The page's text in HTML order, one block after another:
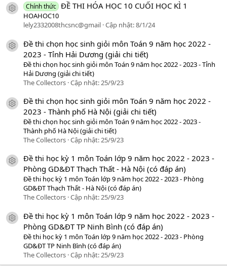
icon tài liệu
Chính thức ĐỀ THI HÓA HỌC 10 CUỐI HỌC KÌ 1
HOAHOC10
lely2332008thcsnc@gmail Cập nhật:8/1/24
icon tài liệu
Đề thi chọn học sinh giỏi môn Toán 9 năm học 2022 -
2023 - Tỉnh Hải Dương (giải chi tiết)
Đề thi chọn học sinh giỏi môn Toán 9 năm học 2022 - 2023 - Tỉnh
Hải Dương (giải chi tiết)
The Collectors Cập nhật:25/9/23
icon tài liệu
Đề thi chọn học sinh giỏi môn Toán 9 năm học 2022 -
2023 - Thành phố Hà Nội (giải chi tiết)
Đề thi chọn học sinh giỏi môn Toán 9 năm học 2022 - 2023 -
Thành phố Hà Nội (giải chi tiết)
The Collectors Cập nhật:25/9/23
icon tài liệu
Đề thi học kỳ 1 môn Toán lớp 9 năm học 2022 - 2023 -
Phòng GD&ĐT Thạch Thất - Hà Nội (có đáp án)
Đề thi học kỳ 1 môn Toán lớp 9 năm học 2022 - 2023 - Phòng
GD&ĐT Thạch Thất - Hà Nội (có đáp án)
The Collectors Cập nhật:25/9/23
icon tài liệu
Đề thi học kỳ 1 môn Toán lớp 9 năm học 2022 - 2023 -
Phòng GD&ĐT TP Ninh Bình (có đáp án)
Đề thi học kỳ 1 môn Toán lớp 9 năm học 2022 - 2023 - Phòng
GD&ĐT TP Ninh Bình (có đáp án)
The Collectors Cập nhật: 25/9/23